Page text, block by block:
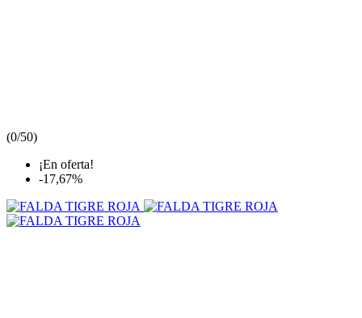
(0/50)
¡En oferta!
-17,67%